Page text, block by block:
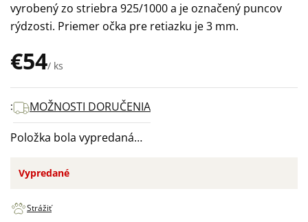
€54/ ks
Jednotková
cena:
Vypredané
MOŽNOSTI DORUČENIA
Položka bola vypredaná…
vyrobený zo striebra 925/1000 a je označený puncov
rýdzosti. Priemer očka pre retiazku je 3 mm.
Strážiť